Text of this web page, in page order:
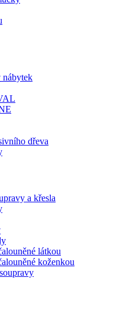
nábytek
dřeva
a křesla
látkou
koženkou